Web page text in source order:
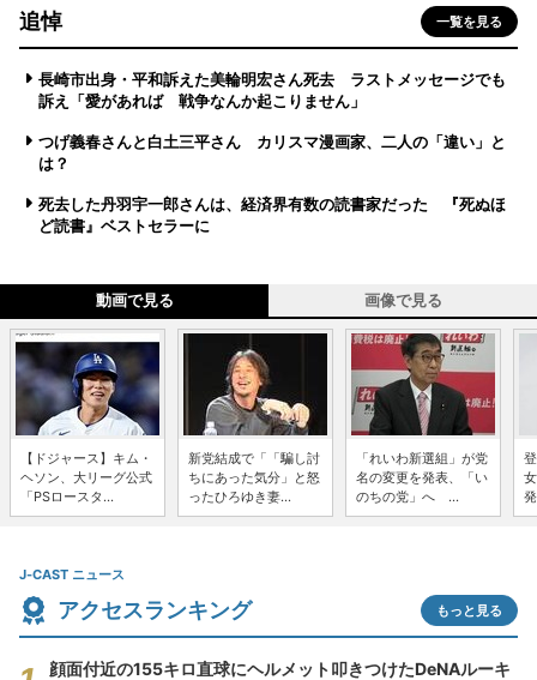
追悼 一覧を見る
長崎市出身・平和訴えた美輪明宏さん死去 ラストメッセージでも
訴え「愛があれば 戦争なんか起こりません」
つげ義春さんと白土三平さん カリスマ漫画家、二人の「違い」と
は？
死去した丹羽宇一郎さんは、経済界有数の読書家だった 『死ぬほ
ど読書』ベストセラーに
動画で見る 画像で見る
【ドジャース】キム・
ヘソン、大リーグ公式
「PSロースタ...
新党結成で「「騙し討
ちにあった気分」と怒
ったひろゆき妻...
「れいわ新選組」が党
名の変更を発表、「い
のちの党」へ ...
J-CAST ニュース
アクセスランキング もっと見る
顔面付近の155キロ直球にヘルメット叩きつけたDeNAルーキ